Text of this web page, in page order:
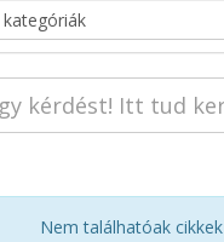
Nem találhatóak cikkek